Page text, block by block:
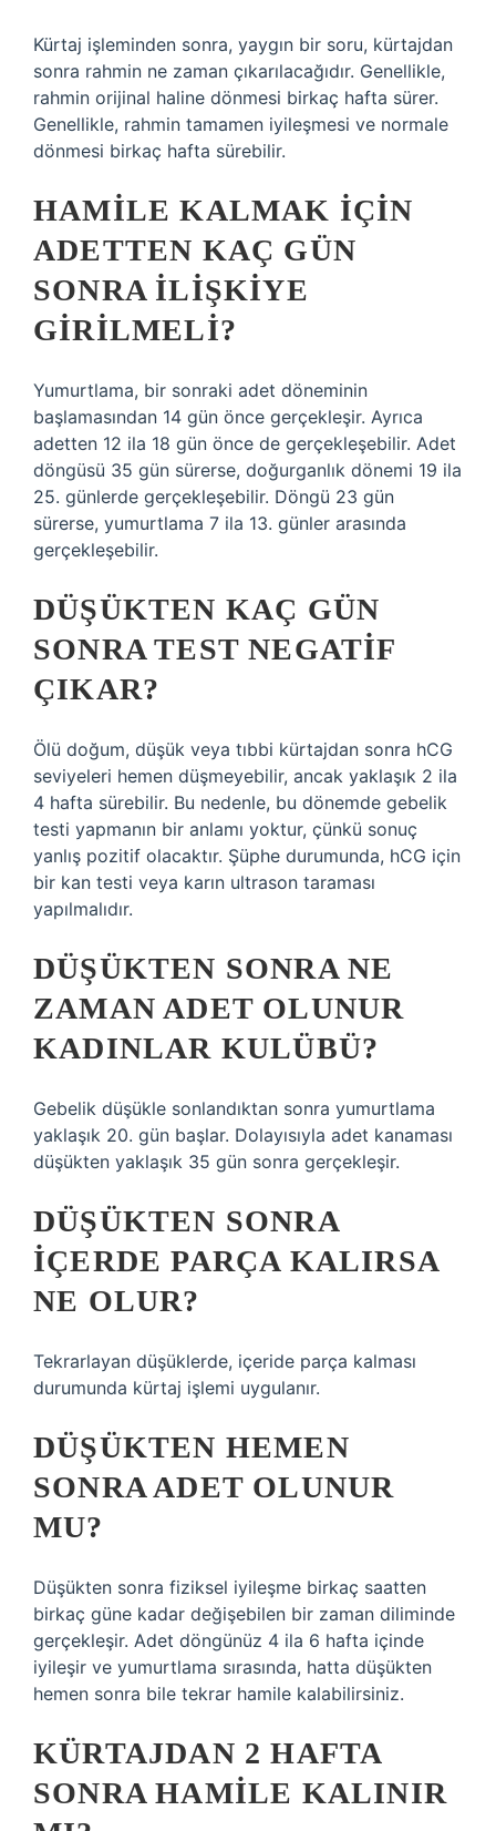
Kürtaj işleminden sonra, yaygın bir soru, kürtajdan
sonra rahmin ne zaman çıkarılacağıdır. Genellikle,
rahmin orijinal haline dönmesi birkaç hafta sürer.
Genellikle, rahmin tamamen iyileşmesi ve normale
dönmesi birkaç hafta sürebilir.
HAMILE KALMAK IÇIN
ADETTEN KAÇ GÜN
SONRA ILIŞKIYE
GIRILMELI?
Yumurtlama, bir sonraki adet döneminin
başlamasından 14 gün önce gerçekleşir. Ayrıca
adetten 12 ila 18 gün önce de gerçekleşebilir. Adet
döngüsü 35 gün sürerse, doğurganlık dönemi 19 ila
25. günlerde gerçekleşebilir. Döngü 23 gün
sürerse, yumurtlama 7 ila 13. günler arasında
gerçekleşebilir.
DÜŞÜKTEN KAÇ GÜN
SONRA TEST NEGATIF
ÇIKAR?
Ölü doğum, düşük veya tıbbi kürtajdan sonra hCG
seviyeleri hemen düşmeyebilir, ancak yaklaşık 2 ila
4 hafta sürebilir. Bu nedenle, bu dönemde gebelik
testi yapmanın bir anlamı yoktur, çünkü sonuç
yanlış pozitif olacaktır. Şüphe durumunda, hCG için
bir kan testi veya karın ultrason taraması
yapılmalıdır.
DÜŞÜKTEN SONRA NE
ZAMAN ADET OLUNUR
KADINLAR KULÜBÜ?
Gebelik düşükle sonlandıktan sonra yumurtlama
yaklaşık 20. gün başlar. Dolayısıyla adet kanaması
düşükten yaklaşık 35 gün sonra gerçekleşir.
DÜŞÜKTEN SONRA
IÇERDE PARÇA KALIRSA
NE OLUR?
Tekrarlayan düşüklerde, içeride parça kalması
durumunda kürtaj işlemi uygulanır.
DÜŞÜKTEN HEMEN
SONRA ADET OLUNUR
MU?
Düşükten sonra fiziksel iyileşme birkaç saatten
birkaç güne kadar değişebilen bir zaman diliminde
gerçekleşir. Adet döngünüz 4 ila 6 hafta içinde
iyileşir ve yumurtlama sırasında, hatta düşükten
hemen sonra bile tekrar hamile kalabilirsiniz.
KÜRTAJDAN 2 HAFTA
SONRA HAMILE KALINIR